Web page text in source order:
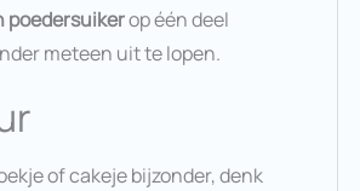
poedersuikerop één deel
meteen uit te lopen.
of cakeje bijzonder, denk